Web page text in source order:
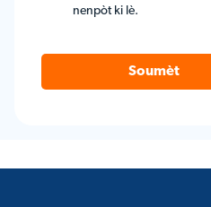
nenpòt ki lè.
Soumèt